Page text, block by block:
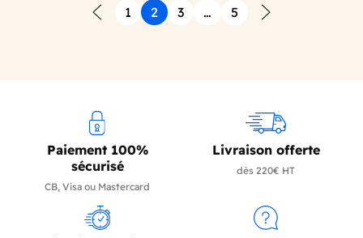
Précédent
1 2 3 …
5
Paiement 100%
sécurisé
CB, Visa ou Mastercard
Livraison offerte
dès 220€ HT